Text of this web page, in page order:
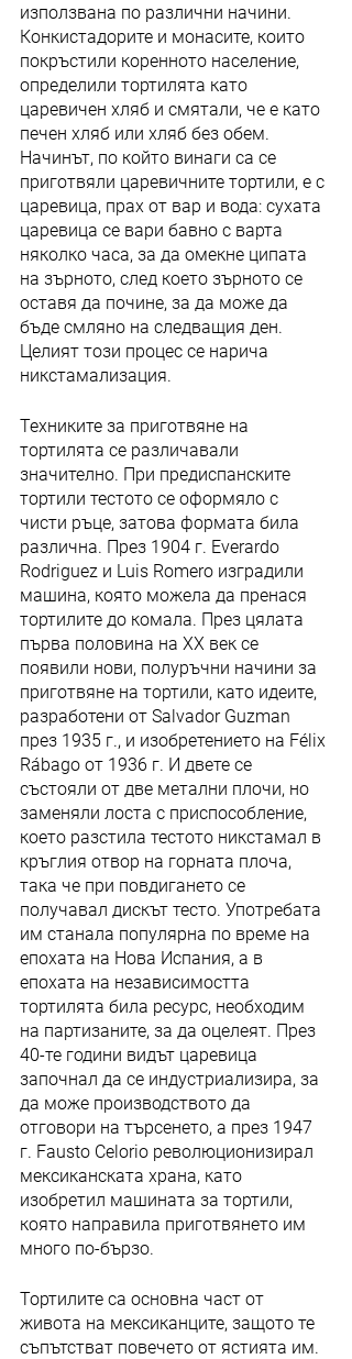
използвана по различни начини.
Конкистадорите и монасите, които
покръстили коренното население,
определили тортилята като
царевичен хляб и смятали, че е като
печен хляб или хляб без обем.
Начинът, по който винаги са се
приготвяли царевичните тортили, е с
царевица, прах от вар и вода: сухата
царевица се вари бавно с варта
няколко часа, за да омекне ципата
на зърното, след което зърното се
оставя да почине, за да може да
бъде смляно на следващия ден.
Целият този процес се нарича
никстамализация.
Техниките за приготвяне на
тортилята се различавали
значително. При предиспанските
тортили тестото се оформяло с
чисти ръце, затова формата била
различна. През 1904 г. Everardo
Rodriguez и Luis Romero изградили
машина, която можела да пренася
тортилите до комала. През цялата
първа половина на XX век се
появили нови, полуръчни начини за
приготвяне на тортили, като идеите,
разработени от Salvador Guzman
през 1935 г., и изобретението на Félix
Rábago от 1936 г. И двете се
състояли от две метални плочи, но
заменяли лоста с приспособление,
което разстила тестото никстамал в
кръглия отвор на горната плоча,
така че при повдигането се
получавал дискът тесто. Употребата
им станала популярна по време на
епохата на Нова Испания, а в
епохата на независимостта
тортилята била ресурс, необходим
на партизаните, за да оцелеят. През
40-те години видът царевица
започнал да се индустриализира, за
да може производството да
отговори на търсенето, а през 1947
г. Fausto Celorio революционизирал
мексиканската храна, като
изобретил машината за тортили,
която направила приготвянето им
много по-бързо.
Тортилите са основна част от
живота на мексиканците, защото те
съпътстват повечето от ястията им.